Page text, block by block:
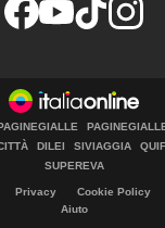
DILEI SIVIAGGIA
SUPEREVA
Privacy Cookie Policy
Aiuto